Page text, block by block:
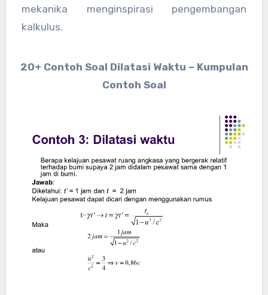
mekanika menginspirasi pengembangan
kalkulus.
20+ Contoh Soal Dilatasi Waktu – Kumpulan
Contoh Soal